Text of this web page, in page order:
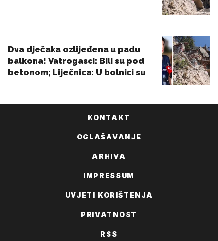
KONTAKT
OGLAŠAVANJE
ARHIVA
IMPRESSUM
UVJETI KORIŠTENJA
PRIVATNOST
RSS